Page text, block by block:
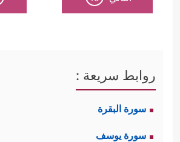
روابط سريعة :
سورة البقرة
سورة يوسف